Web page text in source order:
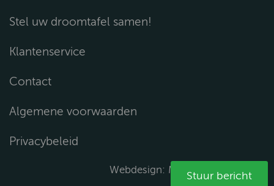
Stel uw droomtafel samen!
Klantenservice
Contact
Algemene voorwaarden
Privacybeleid
Webdesign: Media Solutions B.V.
Stuur bericht